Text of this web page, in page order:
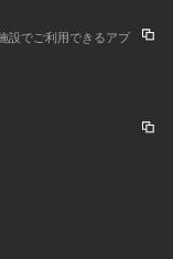
設でご利用できるアプ